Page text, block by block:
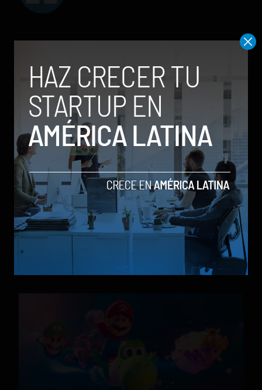
X-Men ’97 Temporada 2 presenta su trailer oficial y
Disney+ confirma el regreso en julio
by Social Geek
Entretenimiento